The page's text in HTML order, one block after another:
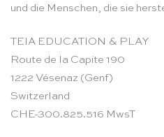
und die Menschen, die sie
TEIA EDUCATION & PLAY
Route de la Capite 190
1222 Vésenaz (Genf)
Switzerland
CHE-300.825.516 MwsT